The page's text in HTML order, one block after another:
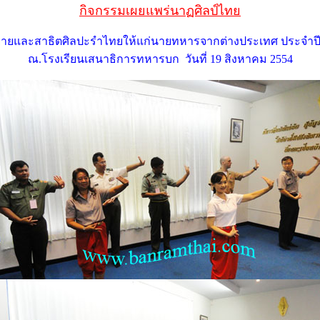
กิจกรรมเผยแพร่นาฏศิลป์ไทย
ยและสาธิตศิลปะรำไทยให้แก่นายทหารจากต่างประเทศ ประจำปี
ณ.โรงเรียนเสนาธิการทหารบก วันที่ 19 สิงหาคม 2554